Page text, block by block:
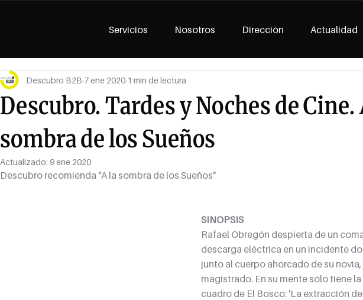
Servicios Nosotros Dirección Actualidad
Descubro. Tardes y Noches de Cine.
sombra de los Sueños
Descubro B2B 7 ene 2020 1 min de lectura
Actualizado: 9 ene 2020
Descubro recomienda "A la sombra de los Sueños"
SINOPSIS
Rafael Obregón despierta de un
descarga eléctrica en un incidente
junto al cuerpo ahorcado de su novia,
magistrado. En su mente sólo tiene
cuadro de El Bosco: 'La extracción